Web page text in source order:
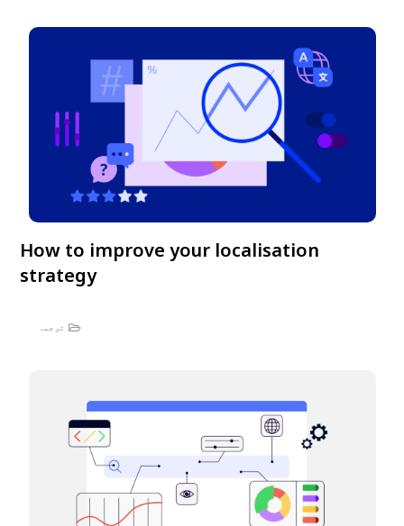
How to improve your localisation
strategy
ترجمہ